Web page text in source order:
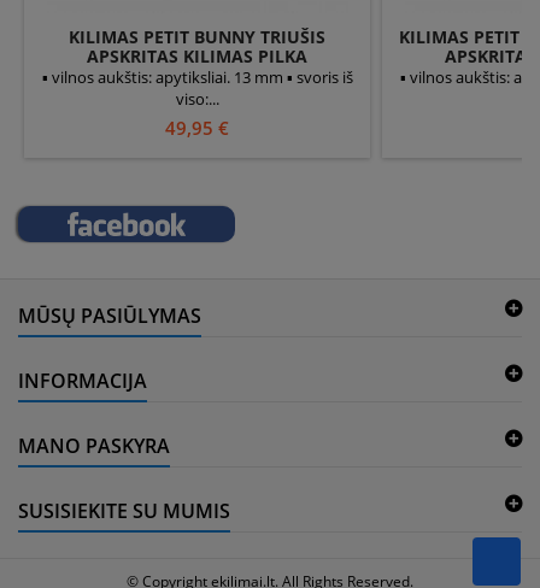
KILIMAS PETIT BUNNY TRIUŠIS
APSKRITAS KILIMAS PILKA
▪ vilnos aukštis: apytiksliai. 13 mm ▪ svoris iš
viso:...
49,95 €
KILIMAS PETIT
▪ vilnos aukštis:
MŪSŲ PASIŪLYMAS
INFORMACIJA
© Copyright ekilimai.lt. All Rights Reserved.
MANO PASKYRA
SUSISIEKITE SU MUMIS